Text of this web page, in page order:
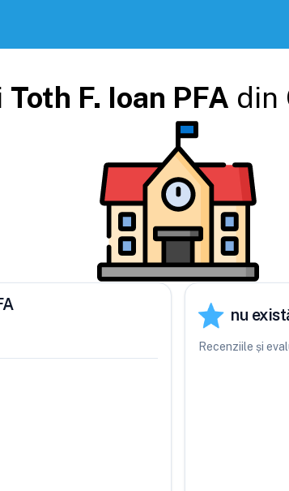
Toth F. Ioan PFA din
nu
Recenziile și